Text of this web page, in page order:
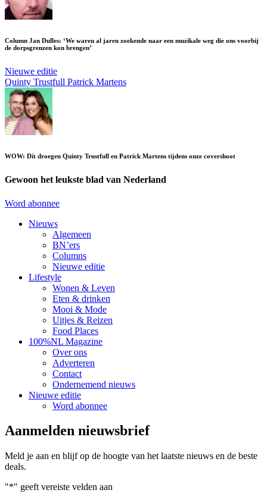
Column Jan Dulles: ‘We waren al jaren zoekende naar een muzikale weg die ons voorbij
de dorpsgrenzen kon brengen’
Nieuwe editie
Quinty Trustfull Patrick Martens
WOW: Dít droegen Quinty Trustfull en Patrick Martens tijdens onze covershoot
Gewoon het leukste blad van Nederland
Word abonnee
Nieuws
Algemeen
BN’ers
Columns
Nieuwe editie
Lifestyle
Wonen & Leven
Eten & drinken
Mooi & Mode
Uitjes & Reizen
Food Places
100%NL Magazine
Over ons
Adverteren
Contact
Ondernemend nieuws
Nieuwe editie
Word abonnee
Aanmelden nieuwsbrief
Meld je aan en blijf op de hoogte van het laatste nieuws en de beste
deals.
"*" geeft vereiste velden aan